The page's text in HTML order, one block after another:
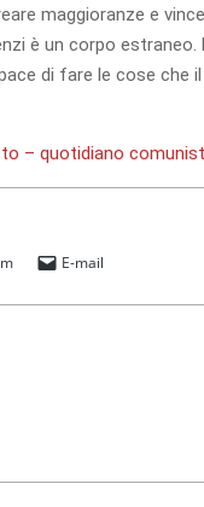
mag­gio­ranze e
è un corpo
di fare le cose
– quotidiano
E-mail